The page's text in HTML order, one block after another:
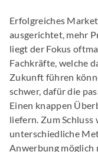
Erfolgreiches
ausgerichtet, mehr
liegt der Fokus
Fachkräfte, welche
Zukunft führen
schwer, dafür die
Einen knappen
liefern. Zum
unterschiedliche
Anwerbung möglich